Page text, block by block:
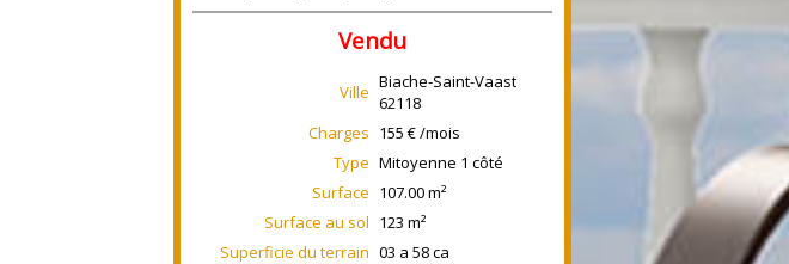
Vendu
Ville Biache-Saint-Vaast
62118
Charges 155 € /mois
Type Mitoyenne 1 côté
Surface 107.00m²
Surface au sol 123 m²
Superficie du terrain 03 a 58 ca